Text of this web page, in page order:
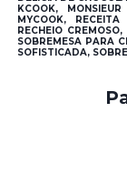
KCOOK,
MYCOOK,
RECHEIO
SOBREMESA PARA
SOFISTICADA,